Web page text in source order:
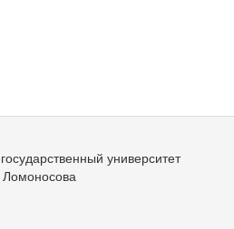
университет